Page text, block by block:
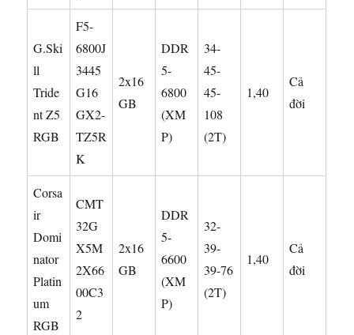
G.Ski
ll
Tride
nt Z5
RGB
F5-
6800J
3445
G16
GX2-
TZ5R
K
2x16
GB
DDR
5-
6800
(XM
P)
34-
45-
45-
108
(2T)
1,40
Cả
đời
Corsa
ir
Domi
nator
Platin
um
RGB
CMT
32G
X5M
2X66
00C3
2
2x16
GB
DDR
5-
6600
(XM
P)
32-
39-
39-76
(2T)
1,40
Cả
đời